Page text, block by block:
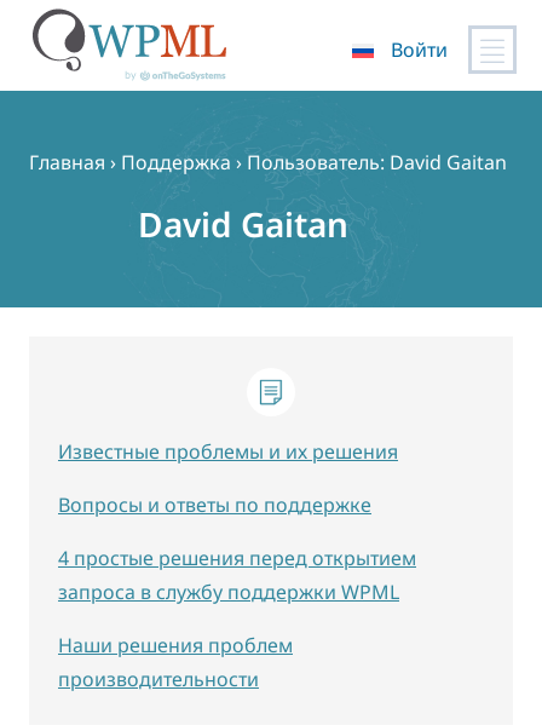
содержимому
Войти
Главная › Поддержка › Пользователь: David Gaitan
David Gaitan
Известные проблемы и их решения
Вопросы и ответы по поддержке
4 простые решения перед открытием
запроса в службу поддержки WPML
Наши решения проблем
производительности